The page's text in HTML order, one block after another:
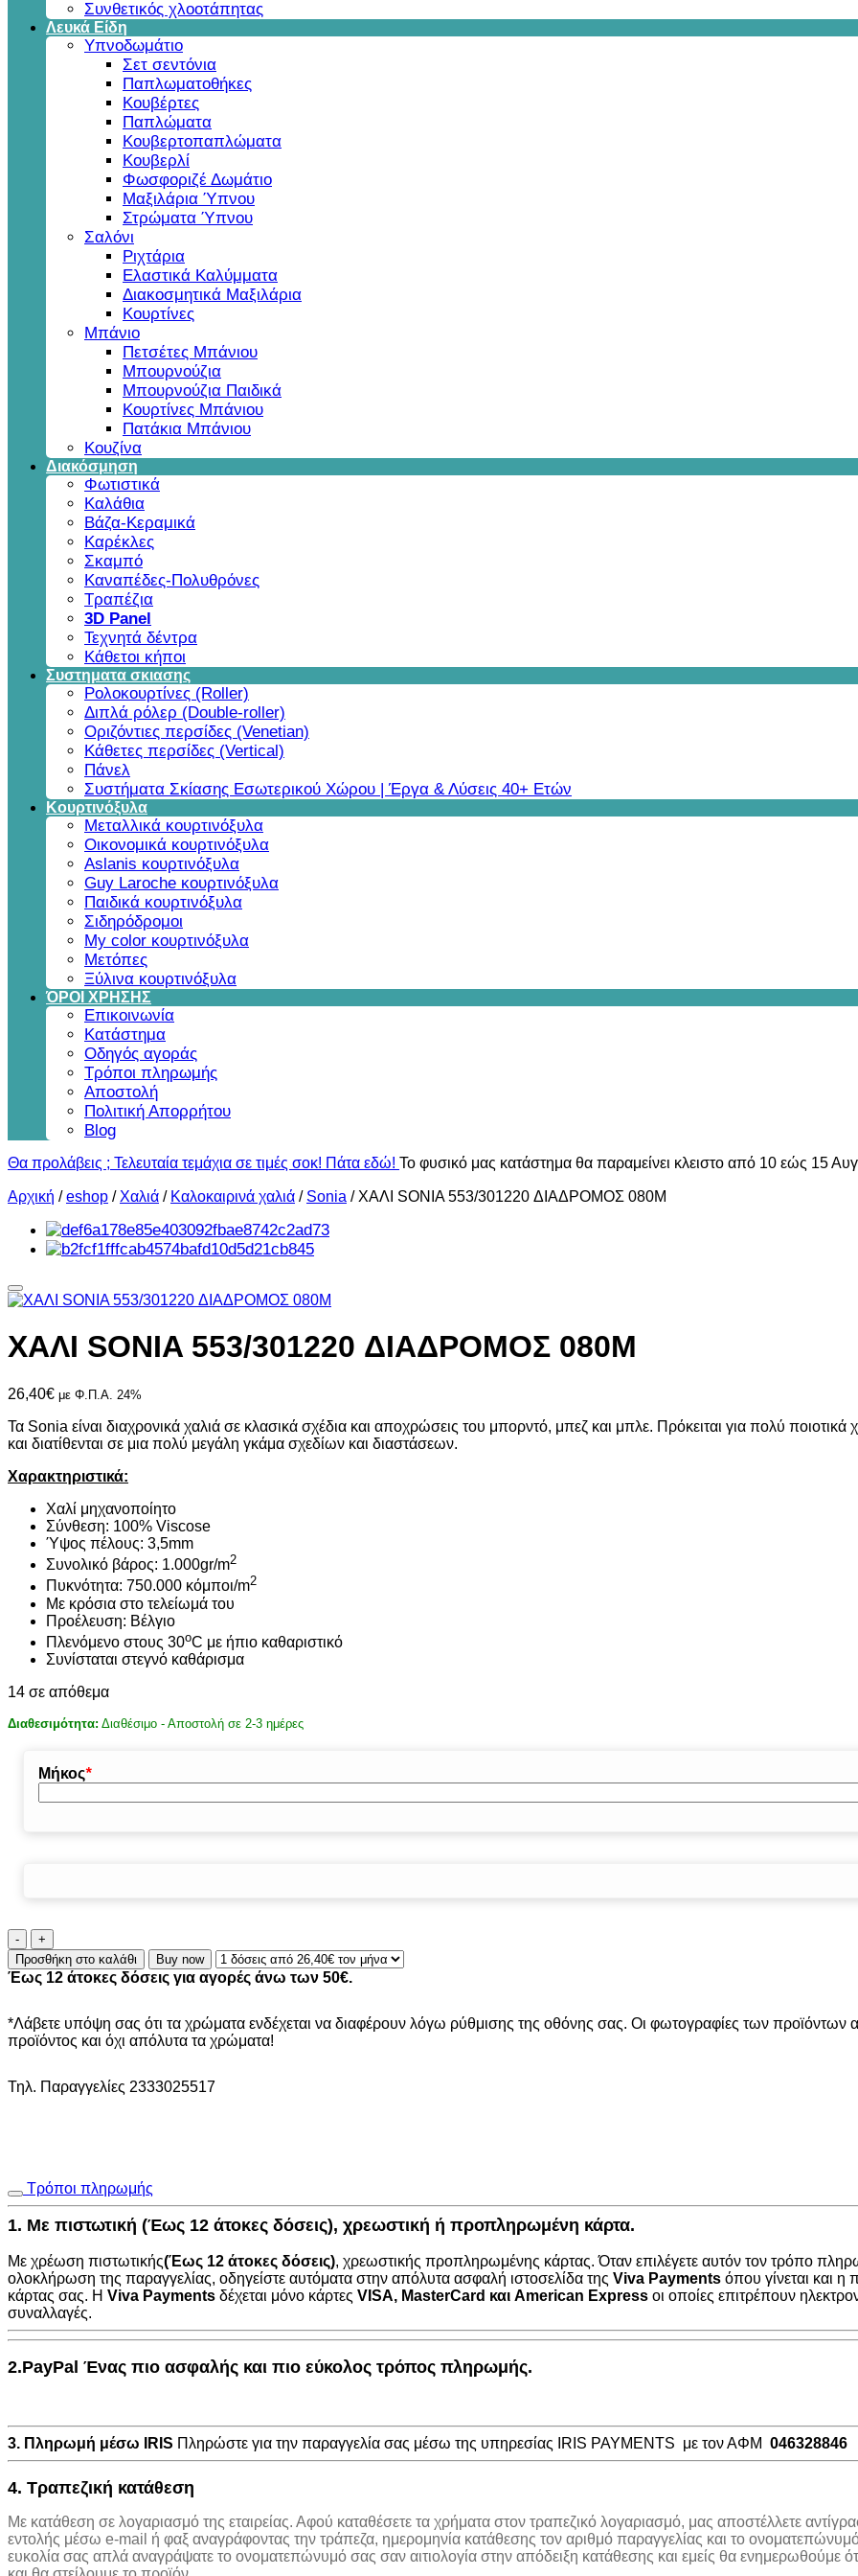
Συνθετικός χλοοτάπητας
Λευκά Είδη
Υπνοδωμάτιο
Σετ σεντόνια
Παπλωματοθήκες
Κουβέρτες
Παπλώματα
Κουβερτοπαπλώματα
Κουβερλί
Φωσφοριζέ Δωμάτιο
Μαξιλάρια Ύπνου
Στρώματα Ύπνου
Σαλόνι
Ριχτάρια
Ελαστικά Καλύμματα
Διακοσμητικά Μαξιλάρια
Κουρτίνες
Μπάνιο
Πετσέτες Μπάνιου
Μπουρνούζια
Μπουρνούζια Παιδικά
Κουρτίνες Μπάνιου
Πατάκια Μπάνιου
Κουζίνα
Διακόσμηση
Φωτιστικά
Καλάθια
Βάζα-Κεραμικά
Καρέκλες
Σκαμπό
Καναπέδες-Πολυθρόνες
Τραπέζια
3D Panel
Τεχνητά δέντρα
Κάθετοι κήποι
Συστηματα σκιασης
Ρολοκουρτίνες (Roller)
Διπλά ρόλερ (Double-roller)
Οριζόντιες περσίδες (Venetian)
Κάθετες περσίδες (Vertical)
Πάνελ
Συστήματα Σκίασης Εσωτερικού Χώρου | Έργα & Λύσεις 40+ Ετών
Κουρτινόξυλα
Μεταλλικά κουρτινόξυλα
Οικονομικά κουρτινόξυλα
Aslanis κουρτινόξυλα
Guy Laroche κουρτινόξυλα
Παιδικά κουρτινόξυλα
Σιδηρόδρομοι
My color κουρτινόξυλα
Μετόπες
Ξύλινα κουρτινόξυλα
ΌΡΟΙ ΧΡΗΣΗΣ
Επικοινωνία
Κατάστημα
Οδηγός αγοράς
Τρόποι πληρωμής
Αποστολή
Πολιτική Απορρήτου
Blog
Θα προλάβεις ; Τελευταία τεμάχια σε τιμές σοκ! Πάτα εδώ! Το φυσικό μας κατάστημα θα παραμείνει κλειστο από 10 εώς 15
Αρχική /eshop / Χαλιά / Καλοκαιρινά χαλιά / Sonia / ΧΑΛΙ SONIA 553/301220 ΔΙΑΔΡΟΜΟΣ 080Μ
ΧΑΛΙ SONIA 553/301220 ΔΙΑΔΡΟΜΟΣ 080Μ
26,40€ με Φ.Π.Α. 24%
Τα Sonia είναι διαχρονικά χαλιά σε κλασικά σχέδια και αποχρώσεις του μπορντό, μπεζ και μπλε. Πρόκειται για πολύ
και διατίθενται σε μια πολύ μεγάλη γκάμα σχεδίων και διαστάσεων.
Χαρακτηριστικά:
Χαλί μηχανοποίητο
Σύνθεση: 100% Viscose
Ύψος πέλους: 3,5mm
Συνολικό βάρος: 1.000gr/m2
Πυκνότητα: 750.000 κόμποι/m2
Με κρόσια στο τελείωμά του
Προέλευση: Βέλγιο
Πλενόμενο στους 30οC με ήπιο καθαριστικό
Συνίσταται στεγνό καθάρισμα
14 σε απόθεμα
Διαθεσιμότητα: Διαθέσιμο - Αποστολή σε 2-3 ημέρες
Μήκος*
ΧΑΛΙ
SONIA
553/301220
ΔΙΑΔΡΟΜΟΣ
ποσότητα
Προσθήκη στο καλάθι Buy now
Έως 12 άτοκες δόσεις για αγορές άνω των 50€.
*Λάβετε υπόψη σας ότι τα χρώματα ενδέχεται να διαφέρουν λόγω ρύθμισης της οθόνης σας. Οι φωτογραφίες των προϊόντων
προϊόντος και όχι απόλυτα τα χρώματα!
Τηλ. Παραγγελίες 2333025517
Τρόποι πληρωμής
1. Με πιστωτική (Έως 12 άτοκες δόσεις), χρεωστική ή προπληρωμένη κάρτα.
Με χρέωση πιστωτικής(Έως 12 άτοκες δόσεις), χρεωστικής προπληρωμένης κάρτας. Όταν επιλέγετε αυτόν τον τρόπο
ολοκλήρωση της παραγγελίας, οδηγείστε αυτόματα στην απόλυτα ασφαλή ιστοσελίδα της Viva Payments όπου γίνεται και
κάρτας σας. Η Viva Payments δέχεται μόνο κάρτες VISA, MasterCard και American Express οι οποίες επιτρέπουν
συναλλαγές.
2.PayPal Ένας πιο ασφαλής και πιο εύκολος τρόπος πληρωμής.
3. Πληρωμή μέσω IRIS Πληρώστε για την παραγγελία σας μέσω της υπηρεσίας IRIS PAYMENTS με τον ΑΦΜ 046328846
4. Τραπεζική κατάθεση
Με κατάθεση σε λογαριασμό της εταιρείας. Αφού καταθέσετε τα χρήματα στον τραπεζικό λογαριασμό, μας αποστέλλετε
εντολής μέσω e-mail ή φαξ αναγράφοντας την τράπεζα, ημερομηνία κατάθεσης τον αριθμό παραγγελίας και το
ευκολία σας απλά αναγράψατε το ονοματεπώνυμό σας σαν αιτιολογία στην απόδειξη κατάθεσης και εμείς θα ενημερωθούμε